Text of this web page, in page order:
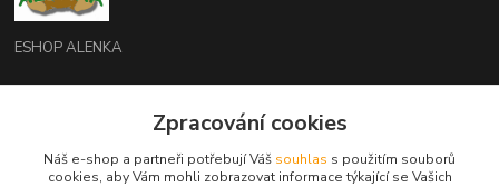
ESHOP ALENKA
+420602541312Zpracování cookies
Náš e-shop a partneři potřebují Váš souhlas s použitím souborů
cookies, aby Vám mohli zobrazovat informace týkající se Vašich